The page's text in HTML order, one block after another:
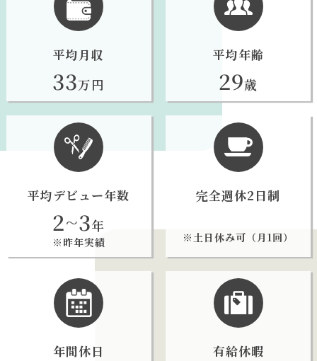
平均月収
33万円
平均年齢
29歳
平均デビュー年数
2~3年
※昨年実績
完全週休2日制
※土日休み可（月1回）
年間休日 有給休暇